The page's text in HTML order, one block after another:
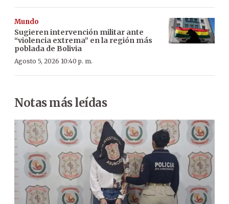
Mundo
Sugieren intervención militar ante
“violencia extrema” en la región más
poblada de Bolivia
Agosto 5, 2026 10:40 p. m.
Notas más leídas